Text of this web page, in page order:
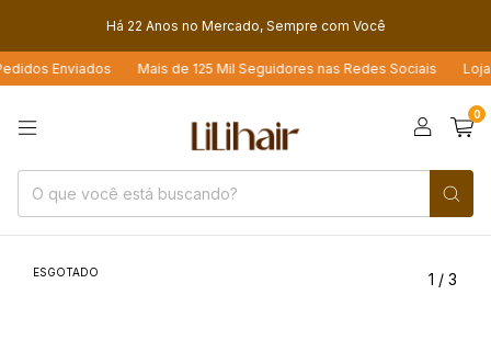
Há 22 Anos no Mercado, Sempre com Você
Enviados Mais de 125 Mil Seguidores nas Redes Sociais Loja
0
ESGOTADO 1 / 3